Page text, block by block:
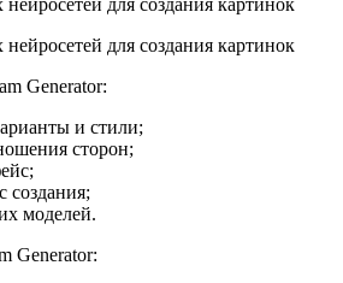
Generator:
и стили;
сторон;
создания;
моделей.
Generator: